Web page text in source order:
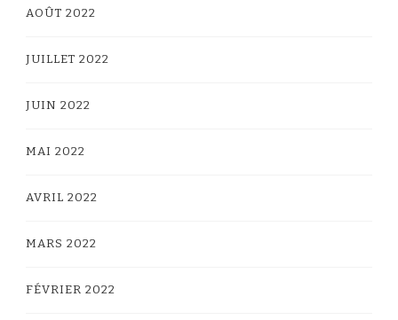
AOÛT 2022
JUILLET 2022
JUIN 2022
MAI 2022
AVRIL 2022
MARS 2022
FÉVRIER 2022